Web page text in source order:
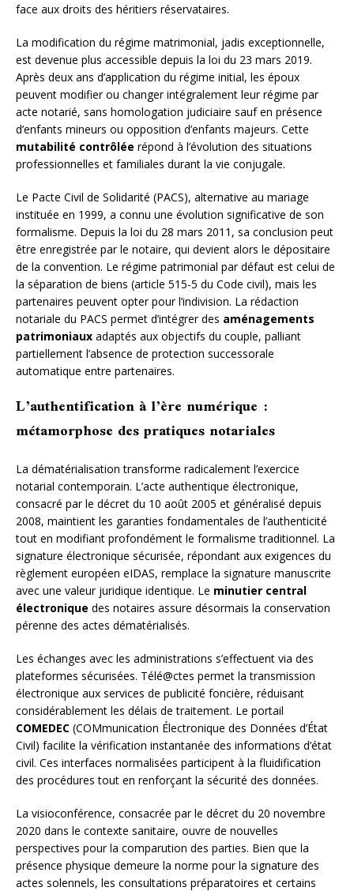
face aux droits des héritiers réservataires.
La modification du régime matrimonial, jadis exceptionnelle,
est devenue plus accessible depuis la loi du 23 mars 2019.
Après deux ans d’application du régime initial, les époux
peuvent modifier ou changer intégralement leur régime par
acte notarié, sans homologation judiciaire sauf en présence
d’enfants mineurs ou opposition d’enfants majeurs. Cette
mutabilité contrôlée répond à l’évolution des situations
professionnelles et familiales durant la vie conjugale.
Le Pacte Civil de Solidarité (PACS), alternative au mariage
instituée en 1999, a connu une évolution significative de son
formalisme. Depuis la loi du 28 mars 2011, sa conclusion peut
être enregistrée par le notaire, qui devient alors le dépositaire
de la convention. Le régime patrimonial par défaut est celui de
la séparation de biens (article 515-5 du Code civil), mais les
partenaires peuvent opter pour l’indivision. La rédaction
notariale du PACS permet d’intégrer des aménagements
patrimoniaux adaptés aux objectifs du couple, palliant
partiellement l’absence de protection successorale
automatique entre partenaires.
L’authentification à l’ère numérique :
métamorphose des pratiques notariales
La dématérialisation transforme radicalement l’exercice
notarial contemporain. L’acte authentique électronique,
consacré par le décret du 10 août 2005 et généralisé depuis
2008, maintient les garanties fondamentales de l’authenticité
tout en modifiant profondément le formalisme traditionnel. La
signature électronique sécurisée, répondant aux exigences du
règlement européen eIDAS, remplace la signature manuscrite
avec une valeur juridique identique. Le minutier central
électronique des notaires assure désormais la conservation
pérenne des actes dématérialisés.
Les échanges avec les administrations s’effectuent via des
plateformes sécurisées. Télé@ctes permet la transmission
électronique aux services de publicité foncière, réduisant
considérablement les délais de traitement. Le portail
COMEDEC (COMmunication Électronique des Données d’État
Civil) facilite la vérification instantanée des informations d’état
civil. Ces interfaces normalisées participent à la fluidification
des procédures tout en renforçant la sécurité des données.
La visioconférence, consacrée par le décret du 20 novembre
2020 dans le contexte sanitaire, ouvre de nouvelles
perspectives pour la comparution des parties. Bien que la
présence physique demeure la norme pour la signature des
actes solennels, les consultations préparatoires et certains